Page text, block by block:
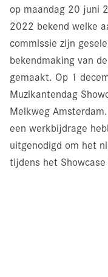
op maandag 20 juni
2022 bekend welke
commissie zijn
bekendmaking van
gemaakt. Op 1
Muzikantendag
Melkweg
een werkbijdrage
uitgenodigd om het
tijdens het